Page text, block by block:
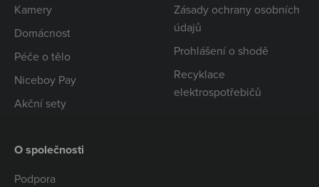
Kamery
Domácnost
Péče o tělo
Niceboy Pay
Akční sety
Zásady ochrany osobních
údajů
Prohlášení o shodě
Recyklace
elektrospotřebičů
O společnosti
Podpora